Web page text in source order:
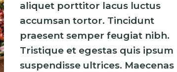
aliquet porttitor lacus luctus
accumsan tortor. Tincidunt
praesent semper feugiat nibh.
Tristique et egestas quis ipsum
suspendisse ultrices. Maecenas